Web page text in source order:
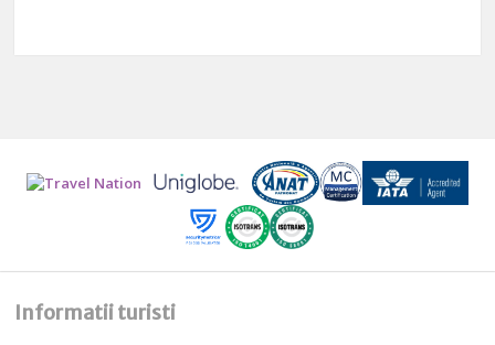
Informatii turisti